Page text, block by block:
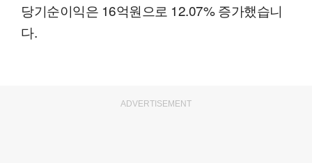
당기순이익은 16억원으로 12.07% 증가했습니
다.
ADVERTISEMENT